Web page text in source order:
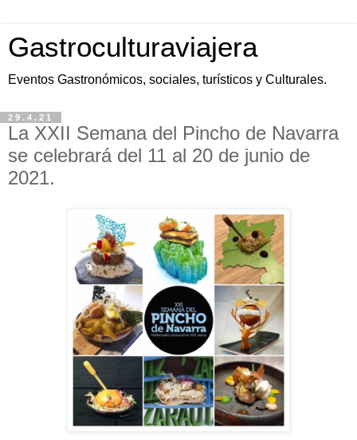
Gastroculturaviajera
Eventos Gastronómicos, sociales, turísticos y Culturales.
29.4.21
La XXII Semana del Pincho de Navarra
se celebrará del 11 al 20 de junio de
2021.